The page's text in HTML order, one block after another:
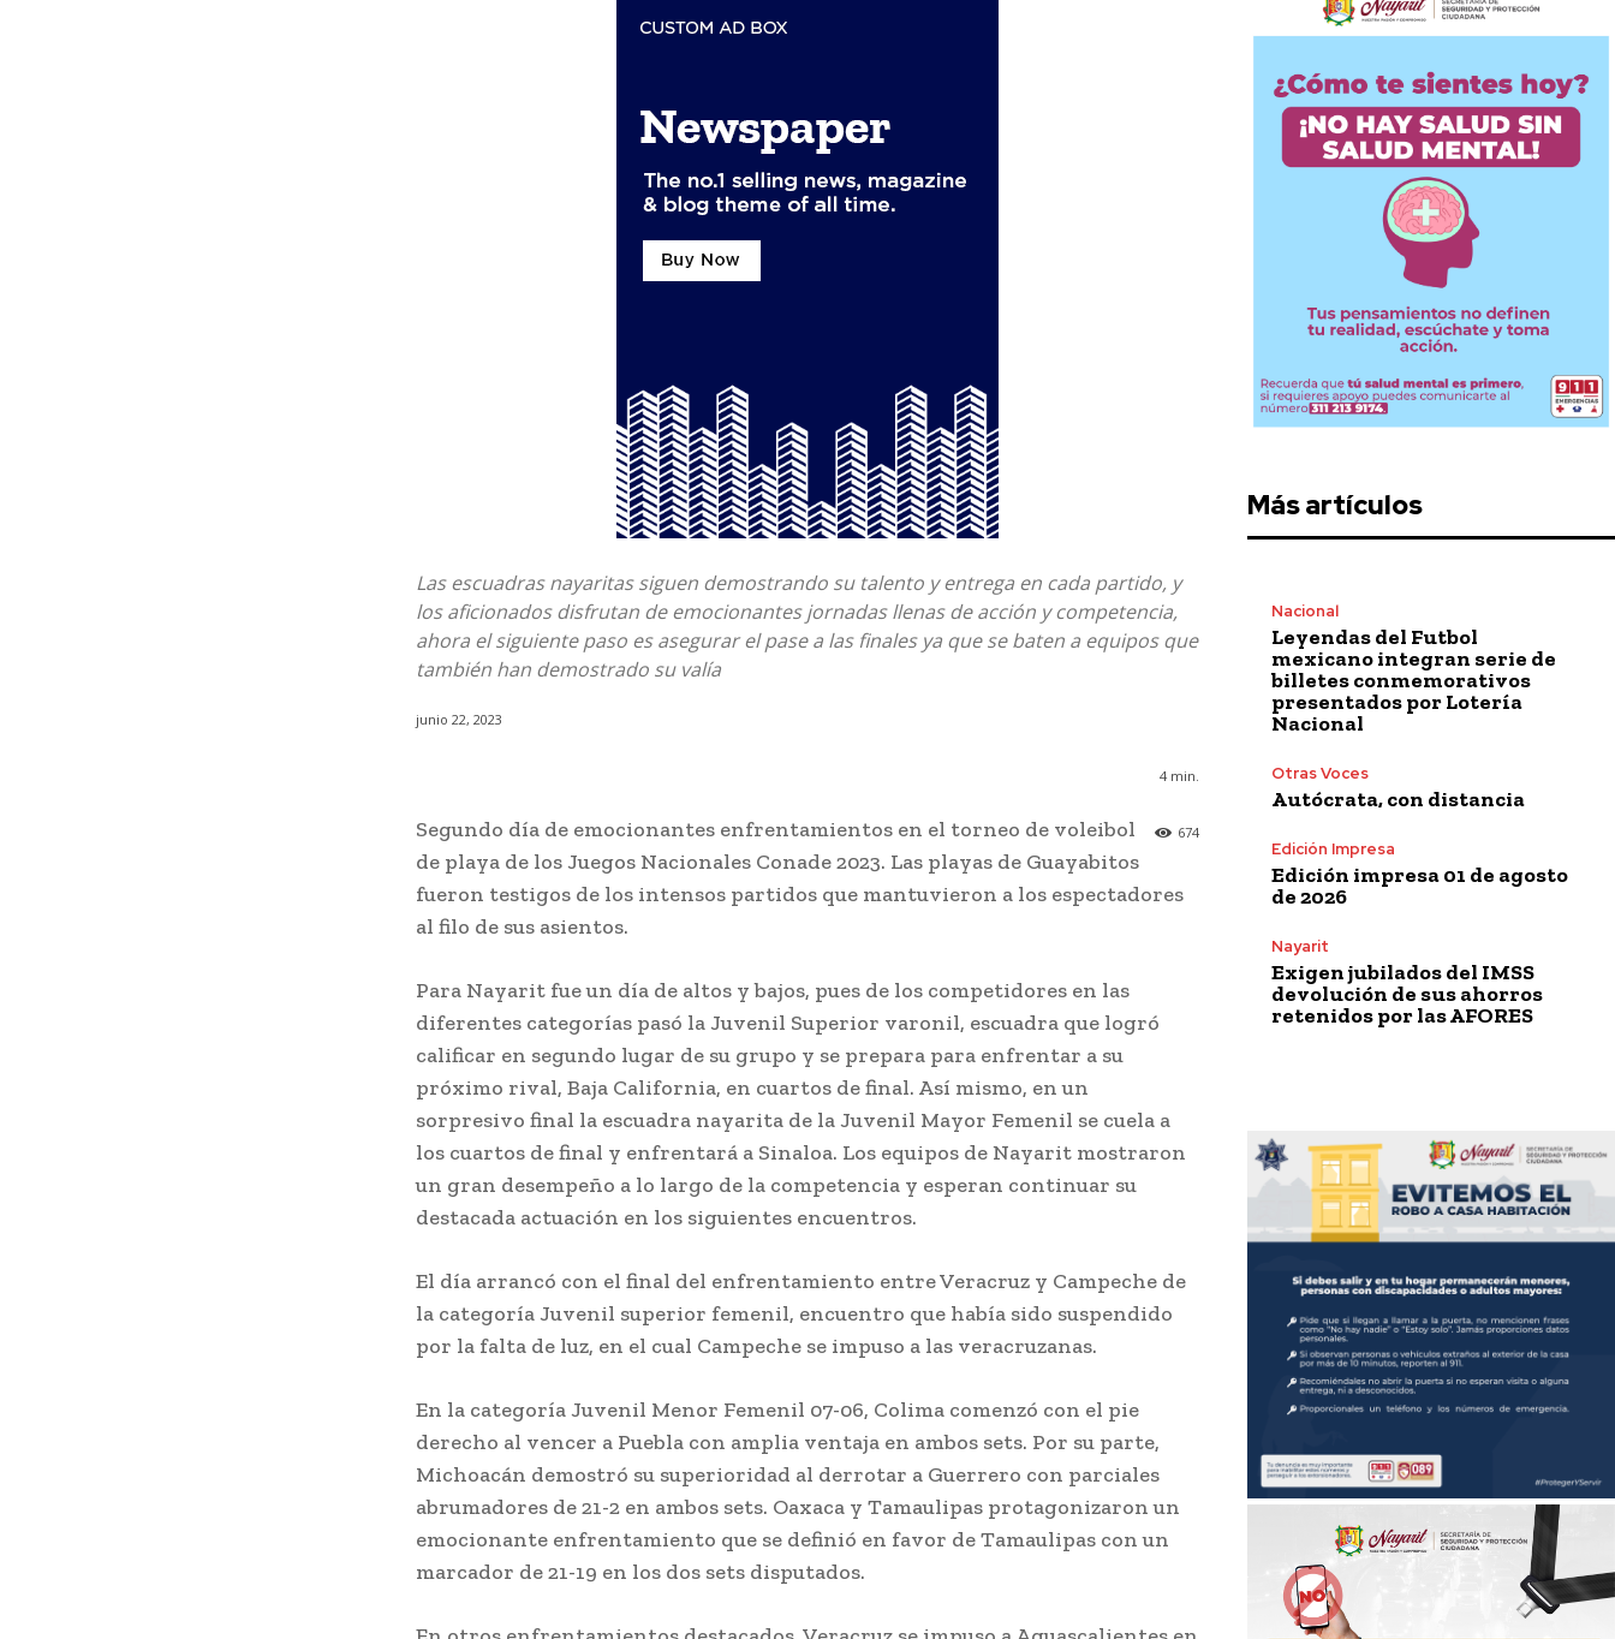
Las escuadras nayaritas siguen demostrando su talento y entrega en cada partido, y
los aficionados disfrutan de emocionantes jornadas llenas de acción y competencia,
ahora el siguiente paso es asegurar el pase a las finales ya que se baten a equipos que
también han demostrado su valía
junio 22, 2023
4 min.
674
Segundo día de emocionantes enfrentamientos en el torneo de voleibol
de playa de los Juegos Nacionales Conade 2023. Las playas de Guayabitos
fueron testigos de los intensos partidos que mantuvieron a los espectadores
al filo de sus asientos.
Para Nayarit fue un día de altos y bajos, pues de los competidores en las
diferentes categorías pasó la Juvenil Superior varonil, escuadra que logró
calificar en segundo lugar de su grupo y se prepara para enfrentar a su
próximo rival, Baja California, en cuartos de final. Así mismo, en un
sorpresivo final la escuadra nayarita de la Juvenil Mayor Femenil se cuela a
los cuartos de final y enfrentará a Sinaloa. Los equipos de Nayarit mostraron
un gran desempeño a lo largo de la competencia y esperan continuar su
destacada actuación en los siguientes encuentros.
El día arrancó con el final del enfrentamiento entre Veracruz y Campeche de
la categoría Juvenil superior femenil, encuentro que había sido suspendido
por la falta de luz, en el cual Campeche se impuso a las veracruzanas.
En la categoría Juvenil Menor Femenil 07-06, Colima comenzó con el pie
derecho al vencer a Puebla con amplia ventaja en ambos sets. Por su parte,
Michoacán demostró su superioridad al derrotar a Guerrero con parciales
abrumadores de 21-2 en ambos sets. Oaxaca y Tamaulipas protagonizaron un
emocionante enfrentamiento que se definió en favor de Tamaulipas con un
marcador de 21-19 en los dos sets disputados.
Más artículos
Nacional
Leyendas del Futbol
mexicano integran serie de
billetes conmemorativos
presentados por Lotería
Nacional
Otras Voces
Autócrata, con distancia
Edición Impresa
Edición impresa 01 de agosto
de 2026
Nayarit
Exigen jubilados del IMSS
devolución de sus ahorros
retenidos por las AFORES